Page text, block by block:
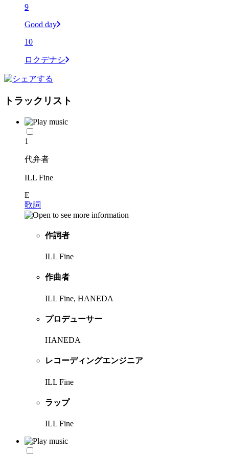
9
Good day
10
ロクデナシ
トラックリスト
1
代弁者
ILL Fine
E
歌詞
作詞者
ILL Fine
作曲者
ILL Fine, HANEDA
プロデューサー
HANEDA
レコーディングエンジニア
ILL Fine
ラップ
ILL Fine